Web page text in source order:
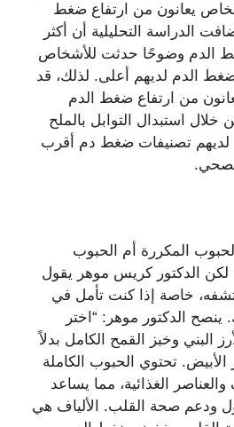
يعانون من ارتفاع ضغط
الدراسة التحليلية أن أكثر
الدم وضوحًا حدثت للأشخاص
الدم لديهم أعلى. لذلك، قد
من ارتفاع ضغط الدم
استبدال التوابل بالملح
لديهم تصنيفات ضغط دم أقرب
المكررة أم الحبوب
لكن الدكتور كريس موهر يقول
خاصة إذا كنت تأمل في
الدكتور موهر: “اختر
البني وخبز القمح الكامل بدلاً
الأبيض. تحتوي الحبوب الكاملة
الغذائية، مما يساعد
ودعم صحة القلب. الألياف هي